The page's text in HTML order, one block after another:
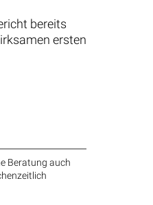
bereits
ersten
Beratung auch